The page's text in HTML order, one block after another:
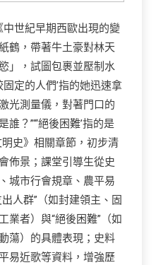
中世紀早期西歐出現的變
鶴，帶著牛土豪對林天
」，試圖包裹並壓制水
定的人們’指的她迅速拿
光測量儀，對著門口的
？”“‘絕後困難’指的是
史》相關章節，初步清
佈景；課堂引導生從史
城市行會規章、農平易
人群”（如封建領主、固
業者）與“絕後困難”（如
蕩）的具體表現；史料
易近歌等資料，增強歷